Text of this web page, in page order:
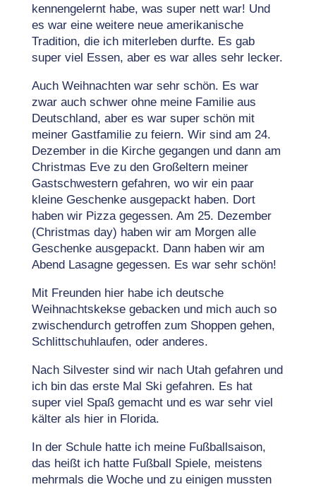
kennengelernt habe, was super nett war! Und
es war eine weitere neue amerikanische
Tradition, die ich miterleben durfte. Es gab
super viel Essen, aber es war alles sehr lecker.
Auch Weihnachten war sehr schön. Es war
zwar auch schwer ohne meine Familie aus
Deutschland, aber es war super schön mit
meiner Gastfamilie zu feiern. Wir sind am 24.
Dezember in die Kirche gegangen und dann am
Christmas Eve zu den Großeltern meiner
Gastschwestern gefahren, wo wir ein paar
kleine Geschenke ausgepackt haben. Dort
haben wir Pizza gegessen. Am 25. Dezember
(Christmas day) haben wir am Morgen alle
Geschenke ausgepackt. Dann haben wir am
Abend Lasagne gegessen. Es war sehr schön!
Mit Freunden hier habe ich deutsche
Weihnachtskekse gebacken und mich auch so
zwischendurch getroffen zum Shoppen gehen,
Schlittschuhlaufen, oder anderes.
Nach Silvester sind wir nach Utah gefahren und
ich bin das erste Mal Ski gefahren. Es hat
super viel Spaß gemacht und es war sehr viel
kälter als hier in Florida.
In der Schule hatte ich meine Fußballsaison,
das heißt ich hatte Fußball Spiele, meistens
mehrmals die Woche und zu einigen mussten